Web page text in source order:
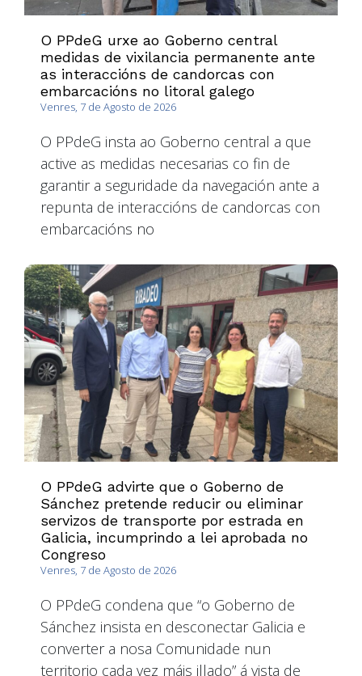
O PPdeG urxe ao Goberno central
medidas de vixilancia permanente ante
as interaccións de candorcas con
embarcacións no litoral galego
Venres, 7 de Agosto de 2026
O PPdeG insta ao Goberno central a que
active as medidas necesarias co fin de
garantir a seguridade da navegación ante a
repunta de interaccións de candorcas con
embarcacións no
O PPdeG advirte que o Goberno de
Sánchez pretende reducir ou eliminar
servizos de transporte por estrada en
Galicia, incumprindo a lei aprobada no
Congreso
Venres, 7 de Agosto de 2026
O PPdeG condena que “o Goberno de
Sánchez insista en desconectar Galicia e
converter a nosa Comunidade nun
territorio cada vez máis illado” á vista de